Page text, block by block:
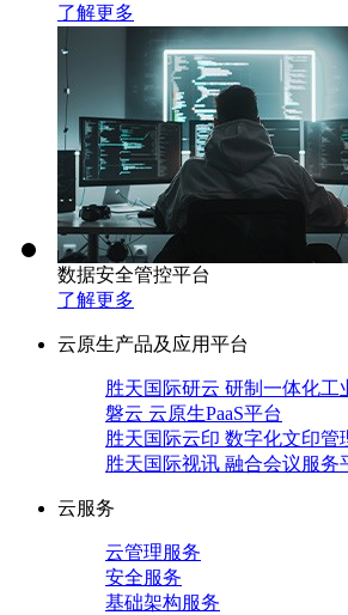
了解更多
数据安全管控平台
了解更多
云原生产品及应用平台
胜天国际研云 研制一体化工
磐云 云原生PaaS平台
胜天国际云印 数字化文印管
胜天国际视讯 融合会议服务
云服务
云管理服务
安全服务
基础架构服务